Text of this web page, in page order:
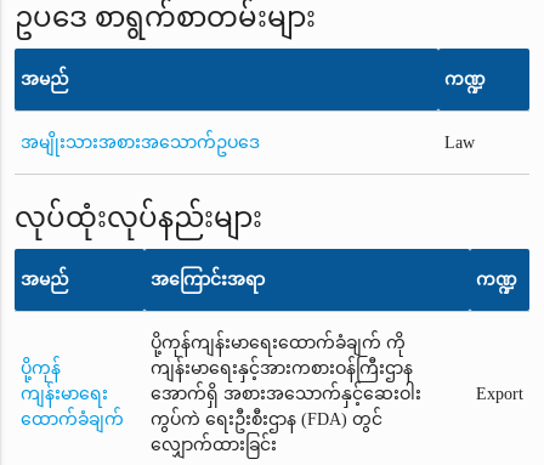
ဥပဒေ စာရွက်စာတမ်းများ
အမည် ကဏ္ဍ
အမျိုးသားအစားအသောက်ဥပဒေ Law
လုပ်ထုံးလုပ်နည်းများ
အမည် အကြောင်းအရာ ကဏ္ဍ
ပို့ကုန်
ကျန်းမာရေး
ထောက်ခံချက်
ပို့ကုန်ကျန်းမာရေးထောက်ခံချက် ကို
ကျန်းမာရေးနှင့်အားကစားဝန်ကြီးဌာန
အောက်ရှိ အစားအသောက်နှင့်ဆေးဝါး
ကွပ်ကဲ ရေးဦးစီးဌာန (FDA) တွင်
လျှောက်ထားခြင်း
Export